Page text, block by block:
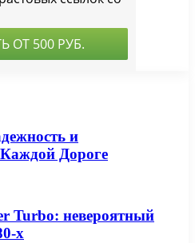
и
Дороге
Turbo: невероятный
х